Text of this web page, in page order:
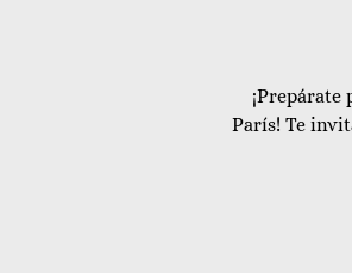
París! Te